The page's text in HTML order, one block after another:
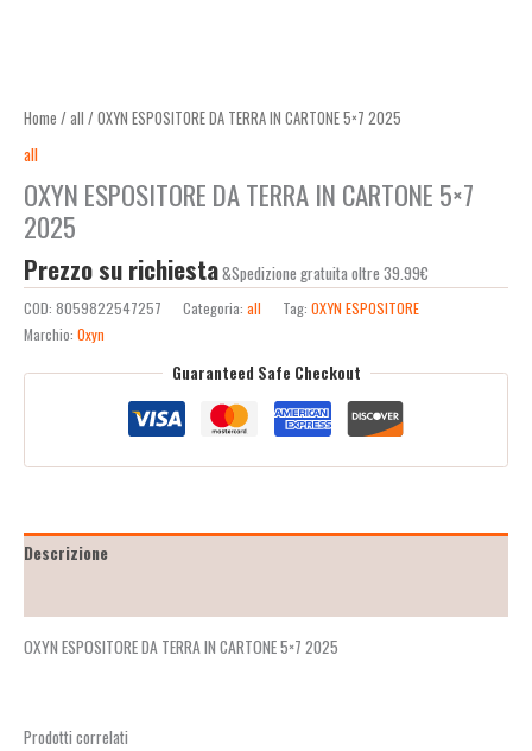
Home / all / OXYN ESPOSITORE DA TERRA IN CARTONE 5×7 2025
all
OXYN ESPOSITORE DA TERRA IN CARTONE 5×7
2025
Prezzo su richiesta&Spedizione gratuita oltre 39.99€
COD: 8059822547257 Categoria: all Tag: OXYN ESPOSITORE
Marchio: Oxyn
Guaranteed Safe Checkout
Descrizione
OXYN ESPOSITORE DA TERRA IN CARTONE 5×7 2025
Prodotti correlati